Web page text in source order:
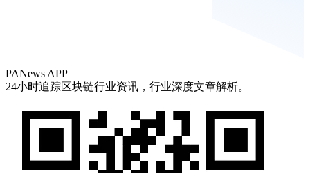
PANews APP
24小时追踪区块链行业资讯，行业深度文章解析。